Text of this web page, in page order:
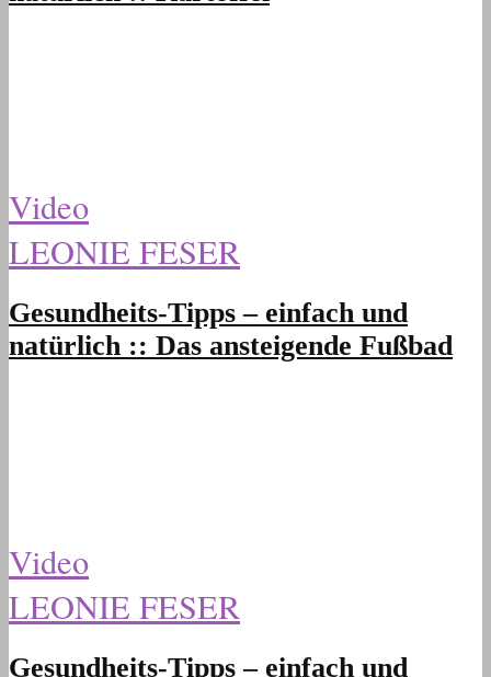
Video
LEONIE FESER
Gesundheits-Tipps – einfach und
natürlich :: Das ansteigende Fußbad
Video
LEONIE FESER
Gesundheits-Tipps – einfach und